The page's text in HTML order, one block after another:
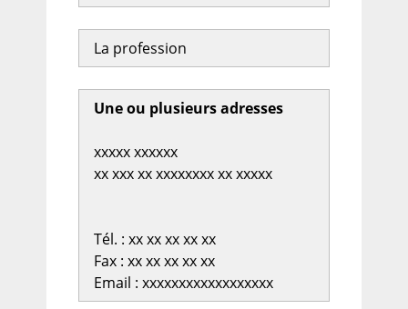
La profession
Une ou plusieurs adresses
xxxxx xxxxxx
xx xxx xx xxxxxxxx xx xxxxx
Tél. : xx xx xx xx xx
Fax : xx xx xx xx xx
Email : xxxxxxxxxxxxxxxxxx